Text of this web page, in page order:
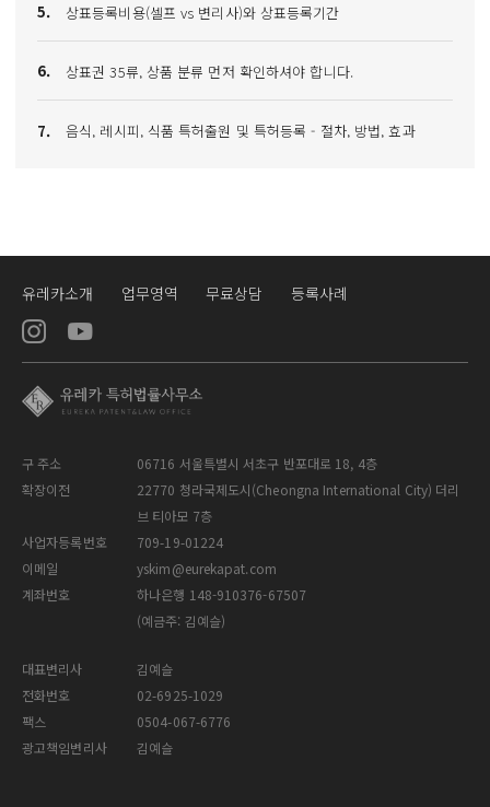
5. 상표등록비용(셀프 vs 변리사)와 상표등록기간
6. 상표권 35류, 상품 분류 먼저 확인하셔야 합니다.
7. 음식, 레시피, 식품 특허출원 및 특허등록 - 절차, 방법, 효과
유레카소개 업무영역 무료상담 등록사례
구 주소
06716 서울특별시 서초구 반포대로 18, 4층
확장이전
22770 청라국제도시(Cheongna International City) 더리
브 티아모 7층
사업자등록번호
709-19-01224
이메일
yskim@eurekapat.com
계좌번호
하나은행 148-910376-67507
(예금주: 김예슬)
대표변리사
김예슬
전화번호
02-6925-1029
팩스
0504-067-6776
광고책임변리사
김예슬